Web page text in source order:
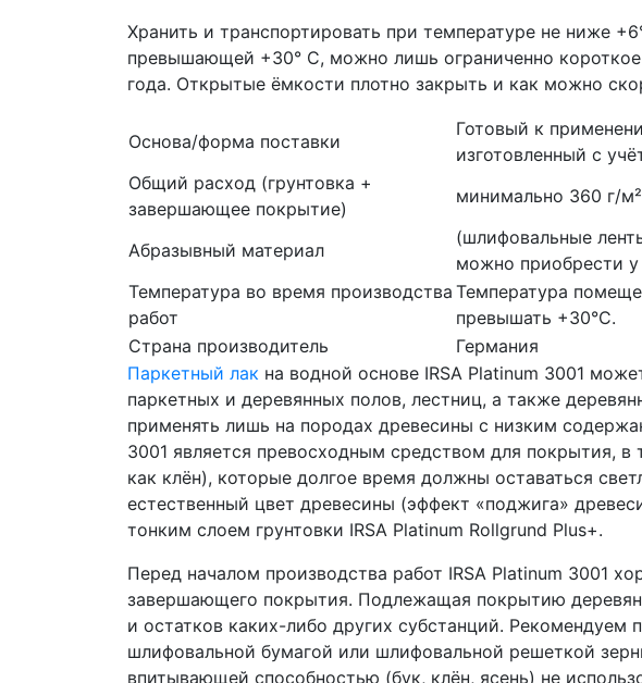
Хранить и транспортировать при температуре не ниже
превышающей +30° C, можно лишь ограниченно
года. Открытые ёмкости плотно закрыть и как можно
Основа/форма поставки
Готовый к
изготовленный с
Общий расход (грунтовка +
завершающее покрытие)
минимально 360 г/м²
Абразывный материал
(шлифовальные
можно приобрести у
Температура во время производства
работ
Температура
превышать +30°C.
Страна производитель
Германия
Паркетный лак на водной основе IRSA Platinum 3001
паркетных и деревянных полов, лестниц, а также
применять лишь на породах древесины с низким
3001 является превосходным средством для покрытия, в
как клён), которые долгое время должны оставаться
естественный цвет древесины (эффект «поджига»
тонким слоем грунтовки IRSA Platinum Rollgrund Plus+.
Перед началом производства работ IRSA Platinum 3001
завершающего покрытия. Подлежащая покрытию
и остатков каких-либо других субстанций.
шлифовальной бумагой или шлифовальной решеткой
впитывающей способностью (бук, клён, ясень) не